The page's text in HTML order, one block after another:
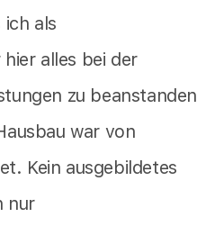
ich als
alles bei der
zu beanstanden
war von
Kein ausgebildetes
nur